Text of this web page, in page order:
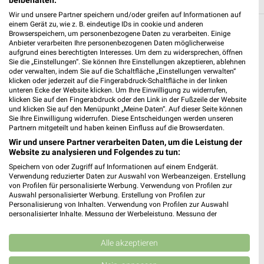
Weitere OBI Geschäfte mit Angeboten in
und um Celle
5 Geschäfte und Orte
OBI Angebote in Altwarmbüchen
Altwarmbüchen, Deutschland
242,13 km
OBI Angebote in Lehrte
Lehrte, Deutschland
232,44 km
Wir und unsere Partner speichern und/oder greifen auf Informationen auf
einem Gerät zu, wie z. B. eindeutige IDs in cookie und anderen
Browserspeichern, um personenbezogene Daten zu verarbeiten. Einige
Anbieter verarbeiten Ihre personenbezogenen Daten möglicherweise
aufgrund eines berechtigten Interesses. Um dem zu widersprechen, öffnen
Sie die „Einstellungen“. Sie können Ihre Einstellungen akzeptieren, ablehnen
oder verwalten, indem Sie auf die Schaltfläche „Einstellungen verwalten“
klicken oder jederzeit auf die Fingerabdruck-Schaltfläche in der linken
unteren Ecke der Website klicken. Um Ihre Einwilligung zu widerrufen,
klicken Sie auf den Fingerabdruck oder den Link in der Fußzeile der Website
und klicken Sie auf den Menüpunkt „Meine Daten“. Auf dieser Seite können
Sie Ihre Einwilligung widerrufen. Diese Entscheidungen werden unseren
Partnern mitgeteilt und haben keinen Einfluss auf die Browserdaten.
Wir und unsere Partner verarbeiten Daten, um die Leistung der
Website zu analysieren und Folgendes zu tun:
Speichern von oder Zugriff auf Informationen auf einem Endgerät.
Verwendung reduzierter Daten zur Auswahl von Werbeanzeigen. Erstellung
von Profilen für personalisierte Werbung. Verwendung von Profilen zur
Auswahl personalisierter Werbung. Erstellung von Profilen zur
Personalisierung von Inhalten. Verwendung von Profilen zur Auswahl
personalisierter Inhalte. Messung der Werbeleistung. Messung der
Kombinationen von Daten aus verschiedenen Quellen. Entwicklung und
Verbesserung der Angebote. Verwendung reduzierter Daten zur Auswahl
von Inhalten.
Daten können außerhalb der Europäischen Union weitergegeben und in die
Alle akzeptieren